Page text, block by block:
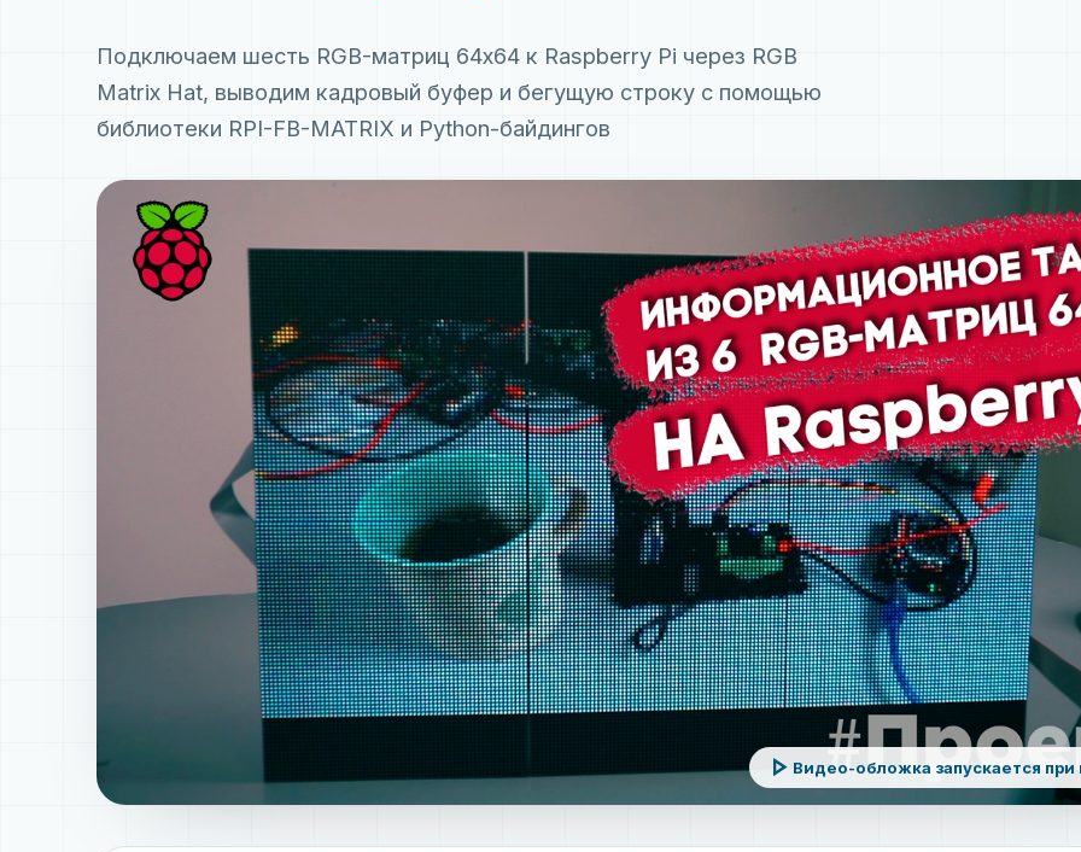
Подключаем шесть RGB-матриц 64x64 к Raspberry Pi через RGB
Matrix Hat, выводим кадровый буфер и бегущую строку с помощью
библиотеки RPI-FB-MATRIX и Python-байдингов
play_arrow Видео-обложка запускается